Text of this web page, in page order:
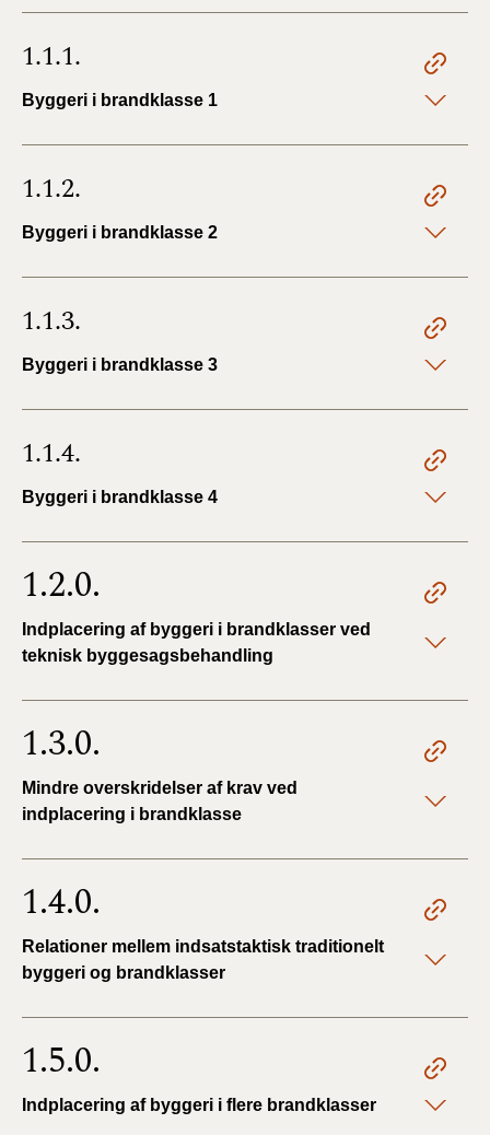
1.1.1.
Byggeri i brandklasse 1
1.1.2.
Byggeri i brandklasse 2
1.1.3.
Byggeri i brandklasse 3
1.1.4.
Byggeri i brandklasse 4
1.2.0.
Indplacering af byggeri i brandklasser ved
teknisk byggesagsbehandling
1.3.0.
Mindre overskridelser af krav ved
indplacering i brandklasse
1.4.0.
Relationer mellem indsatstaktisk traditionelt
byggeri og brandklasser
1.5.0.
Indplacering af byggeri i flere brandklasser